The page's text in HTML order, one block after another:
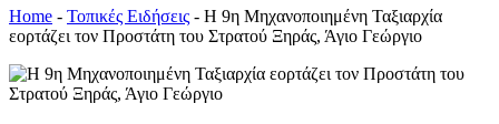
Home - Τοπικές Ειδήσεις - Η 9η Μηχανοποιημένη Ταξιαρχία
εορτάζει τον Προστάτη του Στρατού Ξηράς, Άγιο Γεώργιο